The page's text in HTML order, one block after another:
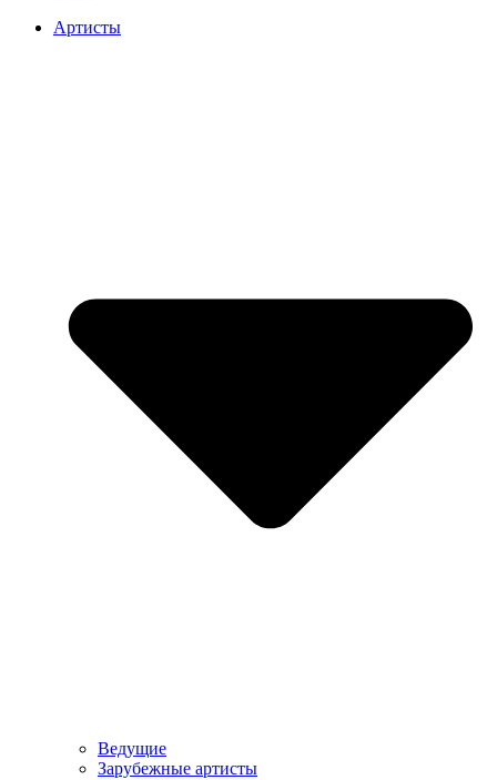
Артисты
Ведущие
Зарубежные артисты